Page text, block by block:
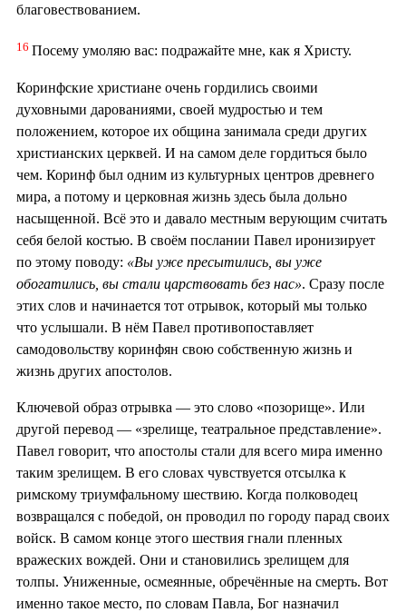
благовествованием.
16 Посему умоляю вас: подражайте мне, как я Христу.
Коринфские христиане очень гордились своими
духовными дарованиями, своей мудростью и тем
положением, которое их община занимала среди других
христианских церквей. И на самом деле гордиться было
чем. Коринф был одним из культурных центров древнего
мира, а потому и церковная жизнь здесь была дольно
насыщенной. Всё это и давало местным верующим считать
себя белой костью. В своём послании Павел иронизирует
по этому поводу: «Вы уже пресытились, вы уже
обогатились, вы стали царствовать без нас». Сразу после
этих слов и начинается тот отрывок, который мы только
что услышали. В нём Павел противопоставляет
самодовольству коринфян свою собственную жизнь и
жизнь других апостолов.
Ключевой образ отрывка — это слово «позорище». Или
другой перевод — «зрелище, театральное представление».
Павел говорит, что апостолы стали для всего мира именно
таким зрелищем. В его словах чувствуется отсылка к
римскому триумфальному шествию. Когда полководец
возвращался с победой, он проводил по городу парад своих
войск. В самом конце этого шествия гнали пленных
вражеских вождей. Они и становились зрелищем для
толпы. Униженные, осмеянные, обречённые на смерть. Вот
именно такое место, по словам Павла, Бог назначил